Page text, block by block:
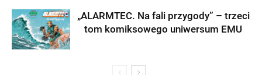
„ALARMTEC. Na fali przygody” – trzeci
tom komiksowego uniwersum EMU